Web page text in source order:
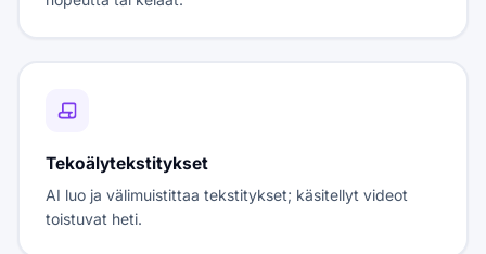
Tekoälytekstitykset
AI luo ja välimuistittaa tekstitykset; käsitellyt videot
toistuvat heti.